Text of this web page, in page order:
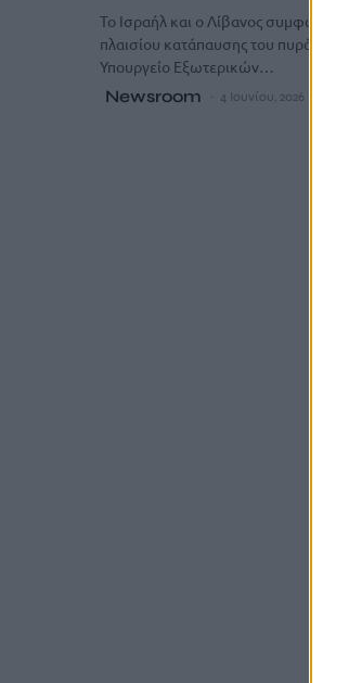
Το Ισραήλ και ο Λίβανος
πλαισίου κατάπαυσης του πυρός,
Υπουργείο Εξωτερικών…
Newsroom 4 Ιουνίου, 2026